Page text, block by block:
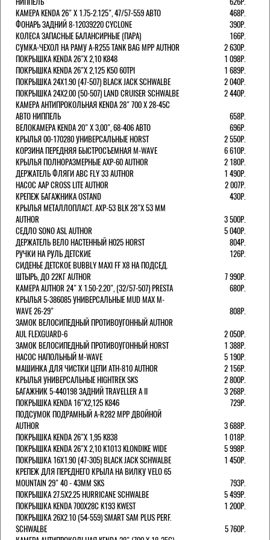
КАМЕРА KENDA 26" Х 1.75-2.125", 47/57-559 АВТО
468Р.
ФОНАРЬ ЗАДНИЙ 8-12039220 CYCLONE
390Р.
КОЛЕСА ЗАПАСНЫЕ БАЛАНСИРНЫЕ (ПАРА)
166Р.
CУМКА-ЧЕХОЛ НА РАМУ A-R255 TANK BAG MPP AUTHOR
2 630Р.
ПОКРЫШКА KENDA 26"Х 2,10 K848
1 098Р.
ПОКРЫШКА KENDA 26"Х 2,125 K50 60TPI
1 689Р.
ПОКРЫШКА 24X1.90 (47-507) BLACK JACK SCHWALBE
2 040Р.
ПОКРЫШКА 24X2.00 (50-507) LAND CRUISER SCHWALBE
2 440Р.
КАМЕРА АНТИПРОКОЛЬНАЯ KENDA 28" 700 Х 28-45C
АВТО НИППЕЛЬ
658Р.
ВЕЛОКАМЕРА KENDA 20" Х 3,00", 68-406 АВТО
696Р.
КРЫЛЬЯ 00-170280 УНИВЕРСАЛЬНЫЕ HORST
2 550Р.
КОРЗИНА ПЕРЕДНЯЯ БЫСТРОСЪЕМНАЯ M-WAVE
6 610Р.
КРЫЛЬЯ ПОЛНОРАЗМЕРНЫЕ AXP-60 AUTHOR
2 180Р.
ДЕРЖАТЕЛЬ ФЛЯГИ АВС FLY 33 AUTHOR
1 490Р.
НАСОС AAP CROSS LITE AUTHOR
2 007Р.
КРЕПЕЖ БАГАЖНИКА OSTAND
430Р.
КРЫЛЬЯ МЕТАЛЛОПЛАСТ. AXP-53 BLK 28"Х 53 ММ
AUTHOR
3 500Р.
СЕДЛО SONO ASL AUTHOR
5 040Р.
ДЕРЖАТЕЛЬ ВЕЛО НАСТЕННЫЙ H025 HORST
804Р.
РУЧКИ НА РУЛЬ ДЕТСКИЕ
126Р.
СИДЕНЬЕ ДЕТСКОЕ BUBBLY MAXI FF X8 НА ПОДСЕД.
ШТЫРЬ, ДО 22КГ AUTHOR
7 990Р.
КАМЕРА AUTHOR 24" Х 1.50-2.20", (32/57-507) PRESTA
680Р.
КРЫЛЬЯ 5-386085 УНИВЕРСАЛЬНЫЕ MUD MAX M-
WAVE 26-29"
808Р.
ЗАМОК ВЕЛОСИПЕДНЫЙ ПРОТИВОУГОННЫЙ AUTHOR
AUL FLEXGUARD-6
2 050Р.
ЗАМОК ВЕЛОСИПЕДНЫЙ ПРОТИВОУГОННЫЙ HORST
1 388Р.
НАСОС НАПОЛЬНЫЙ M-WAVE
5 190Р.
МАШИНКА ДЛЯ ЧИСТКИ ЦЕПИ ATH-810 AUTHOR
2 156Р.
КРЫЛЬЯ УНИВЕРСАЛЬНЫЕ HIGHTREK SKS
2 800Р.
БАГАЖНИК 5-440198 ЗАДНИЙ TRAVELLER A II
3 268Р.
ПОКРЫШКА KENDA 16"Х2,125 K846
729Р.
ПОДСУМОК ПОДРАМНЫЙ A-R282 MPP ДВОЙНОЙ
AUTHOR
3 688Р.
ПОКРЫШКА KENDA 26"Х 1,95 K838
1 018Р.
ПОКРЫШКА KENDA 26"Х 2,10 K1013 KLONDIKE WIDE
5 998Р.
ПОКРЫШКА 16X1.90 (47-305) BLACK JACK SCHWALBE
1 450Р.
КРЕПЕЖ ДЛЯ ПЕРЕДНЕГО КРЫЛА НА ВИЛКУ VELO 65
MOUNTAIN 29" 40 - 43ММ SKS
793Р.
ПОКРЫШКА 27.5X2.25 HURRICANE SCHWALBE
5 499Р.
ПОКРЫШКА KENDA 700Х28С K193 KWEST
1 200Р.
ПОКРЫШКА 26X2.10 (54-559) SMART SAM PLUS PERF.
SCHWALBE
5 760Р.